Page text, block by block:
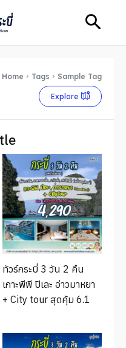
Search
Home Tags Sample Tag
Explore
ทัวร์กระบี่ 3 วัน 2 คืน
เกาะพีพี ปิเละ อ่าวมาหยา
+ City tour สุดคุ้ม 6.1